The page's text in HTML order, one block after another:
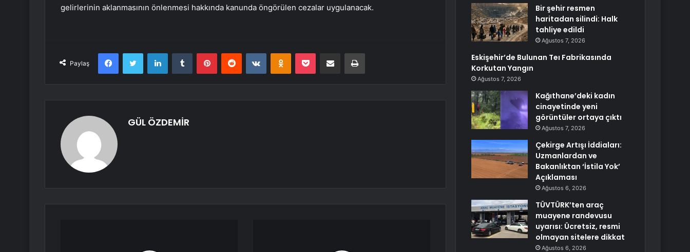
gelirlerinin aklanmasının önlenmesi hakkında kanunda öngörülen cezalar uygulanacak.
Paylaş
FacebookTwitter LinkedInTumblr PinterestReddit VKontakteOdnoklassniki
Pocket E-Posta ile paylaş Yazdır
GÜL ÖZDEMİR
Bir şehir resmen
haritadan silindi: Halk
tahliye edildi
Ağustos 7, 2026
Eskişehir’de Bulunan Teı Fabrikasında
Korkutan Yangın
Ağustos 7, 2026
Kağıthane’deki kadın
cinayetinde yeni
görüntüler ortaya çıktı
Ağustos 7, 2026
Çekirge Artışı İddiaları:
Uzmanlardan ve
Bakanlıktan ‘İstila Yok’
Açıklaması
Ağustos 6, 2026
TÜVTÜRK’ten araç
muayene randevusu
uyarısı: Ücretsiz, resmi
olmayan sitelere dikkat
Ağustos 6, 2026